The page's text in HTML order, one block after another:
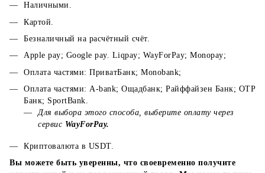
Наличными.
Картой.
Безналичный на расчётный счёт.
Apple pay; Google pay. Liqpay; WayForPay; Monopay;
Оплата частями: ПриватБанк; Monobank;
Оплата частями: A-bank; Ощадбанк; Райффайзен Банк; ОТР
Банк; SportBank.
Для выбора этого способа, выберите оплату через
сервис WayForPay.
Криптовалюта в USDT.
Вы можете быть уверенны, что своевременно получите